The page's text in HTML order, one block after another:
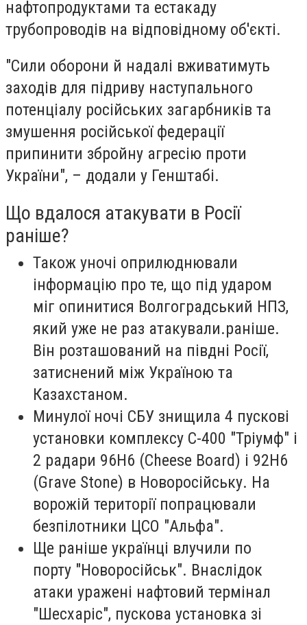
нафтопродуктами та естакаду
трубопроводів на відповідному об'єкті.
"Сили оборони й надалі вживатимуть
заходів для підриву наступального
потенціалу російських загарбників та
змушення російської федерації
припинити збройну агресію проти
України", – додали у Генштабі.
Що вдалося атакувати в Росії
раніше?
Також уночі оприлюднювали
інформацію про те, що під ударом
міг опинитися Волгоградський НПЗ,
який уже не раз атакували.раніше.
Він розташований на півдні Росії,
затиснений між Україною та
Казахстаном.
Минулої ночі СБУ знищила 4 пускові
установки комплексу С-400 "Тріумф" і
2 радари 96Н6 (Cheese Board) і 92Н6
(Grave Stone) в Новоросійську. На
ворожій території попрацювали
безпілотники ЦСО "Альфа".
Ще раніше українці влучили по
порту "Новоросійськ". Внаслідок
атаки уражені нафтовий термінал
"Шесхаріс", пускова установка зі